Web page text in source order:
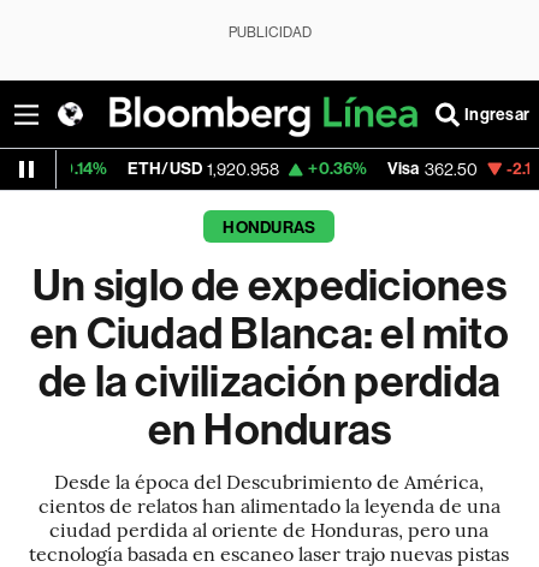
PUBLICIDAD
Ingresar
ETH/USD 1,920.958 +0.36% Visa 362.50 -2.15%
HONDURAS
Un siglo de expediciones
en Ciudad Blanca: el mito
de la civilización perdida
en Honduras
Desde la época del Descubrimiento de América,
cientos de relatos han alimentado la leyenda de una
ciudad perdida al oriente de Honduras, pero una
tecnología basada en escaneo laser trajo nuevas pistas